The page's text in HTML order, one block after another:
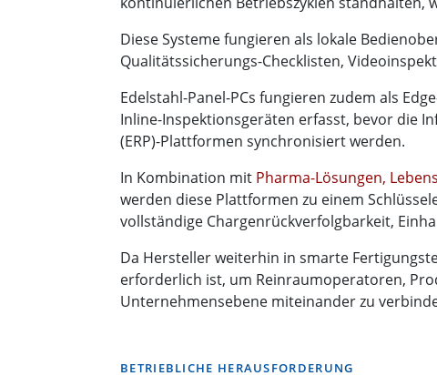
Diese Systeme fungieren als lokale
Qualitätssicherungs-Checklisten,
Edelstahl-Panel-PCs fungieren zudem als
Inline-Inspektionsgeräten erfasst, bevor die
(ERP)-Plattformen synchronisiert werden.
In Kombination mit Pharma-Lösungen,
werden diese Plattformen zu einem
vollständige Chargenrückverfolgbarkeit,
Da Hersteller weiterhin in smarte
erforderlich ist, um Reinraumoperatoren,
Unternehmensebene miteinander zu
BETRIEBLICHE HERAUSFORDERUNG